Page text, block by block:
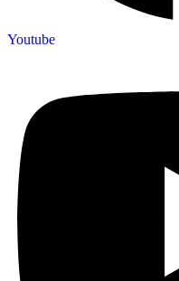
Youtube